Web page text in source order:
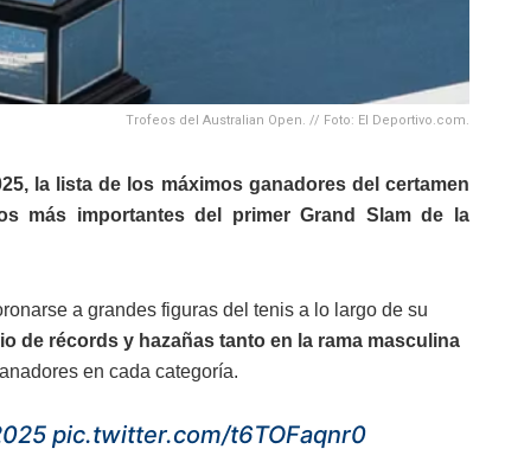
Trofeos del Australian Open. // Foto: El Deportivo.com.
la lista de los máximos ganadores del certamen
más importantes del primer Grand Slam de la
a grandes figuras del tenis a lo largo de su
de récords y hazañas tanto en la rama masculina
en cada categoría.
pic.twitter.com/t6TOFaqnr0